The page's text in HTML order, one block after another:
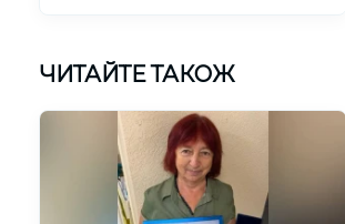
ЧИТАЙТЕ ТАКОЖ